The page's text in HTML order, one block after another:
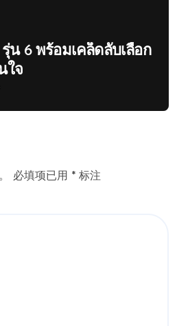
รุ่น 6 พร้อมเคล็ดลับเลือก
ใจ
必填项已用 * 标注